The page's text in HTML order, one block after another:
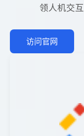
领人机交
访问官网